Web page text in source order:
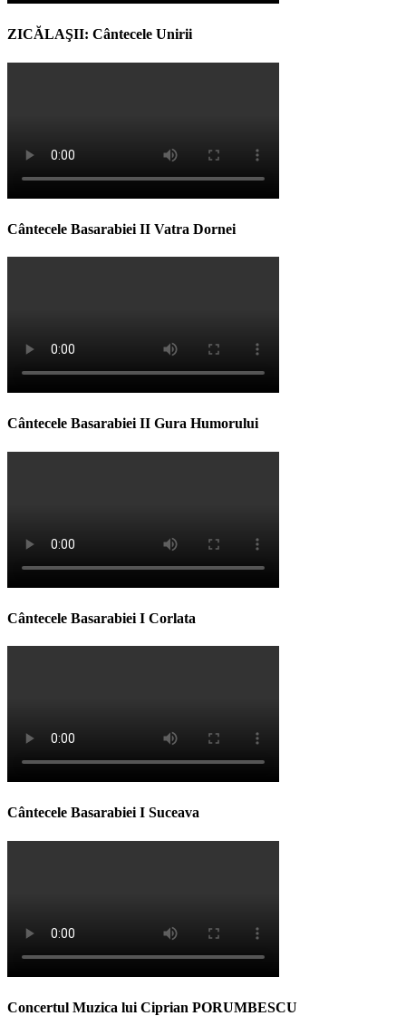
ZICĂLAŞII: Cântecele Unirii
Cântecele Basarabiei II Vatra Dornei
Cântecele Basarabiei II Gura Humorului
Cântecele Basarabiei I Corlata
Cântecele Basarabiei I Suceava
Concertul Muzica lui Ciprian PORUMBESCU